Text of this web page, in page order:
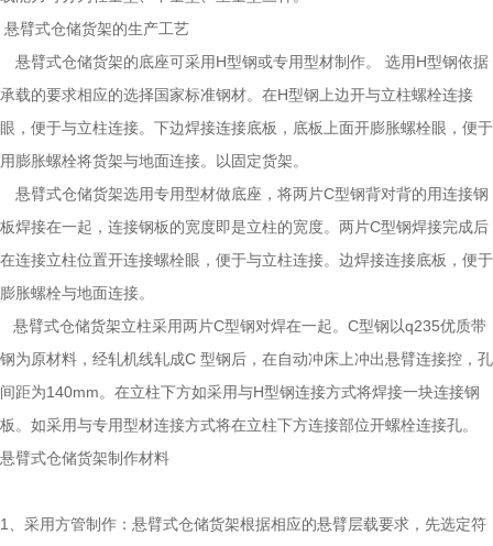
悬臂式仓储货架的生产工艺
悬臂式仓储货架的底座可采用H型钢或专用型材制作。 选用H型钢依据
承载的要求相应的选择国家标准钢材。在H型钢上边开与立柱螺栓连接
眼，便于与立柱连接。下边焊接连接底板，底板上面开膨胀螺栓眼，便于
用膨胀螺栓将货架与地面连接。以固定货架。
悬臂式仓储货架选用专用型材做底座，将两片C型钢背对背的用连接钢
板焊接在一起，连接钢板的宽度即是立柱的宽度。两片C型钢焊接完成后
在连接立柱位置开连接螺栓眼，便于与立柱连接。边焊接连接底板，便于
膨胀螺栓与地面连接。
悬臂式仓储货架立柱采用两片C型钢对焊在一起。C型钢以q235优质带
钢为原材料，经轧机线轧成C 型钢后，在自动冲床上冲出悬臂连接控，孔
间距为140mm。在立柱下方如采用与H型钢连接方式将焊接一块连接钢
板。如采用与专用型材连接方式将在立柱下方连接部位开螺栓连接孔。
悬臂式仓储货架制作材料
1、采用方管制作：悬臂式仓储货架根据相应的悬臂层载要求，先选定符